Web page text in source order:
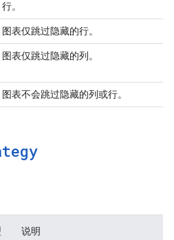
行。
图表仅跳过隐藏的行。
图表仅跳过隐藏的列。
图表不会跳过隐藏的列或行。
说明